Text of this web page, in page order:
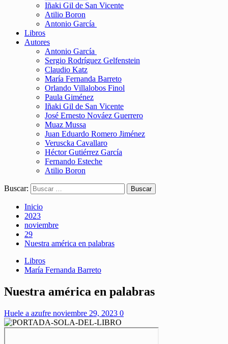
Iñaki Gil de San Vicente
Atilio Boron
Antonio García
Libros
Autores
Antonio García
Sergio Rodríguez Gelfenstein
Claudio Katz
María Fernanda Barreto
Orlando Villalobos Finol
Paula Giménez
Iñaki Gil de San Vicente
José Ernesto Nováez Guerrero
Muaz Mussa
Juan Eduardo Romero Jiménez
Veruscka Cavallaro
Héctor Gutiérrez García
Fernando Esteche
Atilio Boron
Buscar:
Inicio
2023
noviembre
29
Nuestra américa en palabras
Libros
María Fernanda Barreto
Nuestra américa en palabras
Huele a azufre noviembre 29, 2023 0